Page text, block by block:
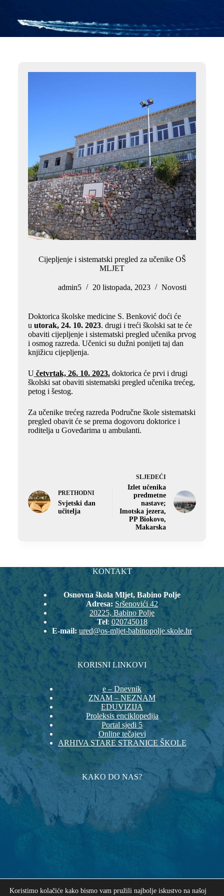
Cijepljenje i sistematski pregled za učenike OŠ
MLJET
admin5 20 listopada, 2023 Novosti
Doktorica školske medicine S. Benković doći će
u utorak, 24. 10. 2023. drugi i treći školski sat te će
obaviti cijepljenje i sistematski pregled učenika prvog
i osmog razreda. Učenici su dužni ponijeti taj dan
knjižicu cijepljenja.
U četvrtak, 26. 10. 2023.doktorica će prvi i drugi
školski sat obaviti sistematski pregled učenika trećeg,
petog i šestog.
Za učenike trećeg razreda Područne škole sistematski
pregled obavit će se prema dogovoru doktorice i
roditelja u Goveđarima u ambulanti.
PRETHODNI
Svjetski dan
učitelja
SLJEDEĆI
Izlet učenika
predmetne
nastave;
Imotska jezera,
PP Biokovo,
Makarska
KONTAKT
Osnovna škola Mljet, Babino Polje
Adresa: Sršenovići 42
20225, Babino Polje
Tel: 020745018
E-mail: ured@os-mljet-babinopolje.skole.hr
KORISNI LINKOVI
e – Dnevnik
ZNAM – NEZNAM
EDUVIZIJA
Proleksis enciklopedija
Portal sjedi 5
Online tečajevi
ARHIVA STARE STRANICE ŠKOLE
KAKO DO NAS?
Koristimo kolačiće kako bismo vam pružili najbolje iskustvo na našoj